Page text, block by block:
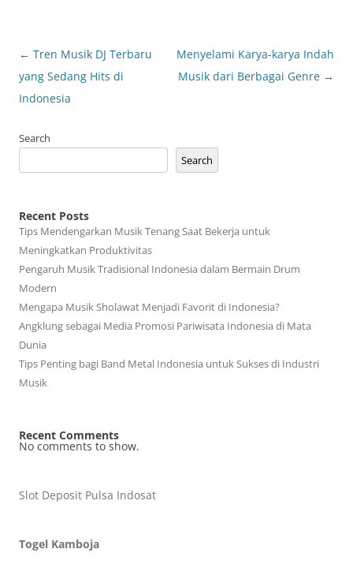
Post
navigation
← Tren Musik DJ Terbaru
yang Sedang Hits di
Indonesia
Menyelami Karya-karya Indah
Musik dari Berbagai Genre →
Search
Search
Recent Posts
Tips Mendengarkan Musik Tenang Saat Bekerja untuk
Meningkatkan Produktivitas
Pengaruh Musik Tradisional Indonesia dalam Bermain Drum
Modern
Mengapa Musik Sholawat Menjadi Favorit di Indonesia?
Angklung sebagai Media Promosi Pariwisata Indonesia di Mata
Dunia
Tips Penting bagi Band Metal Indonesia untuk Sukses di Industri
Musik
Recent Comments
No comments to show.
Slot Deposit Pulsa Indosat
Togel Kamboja